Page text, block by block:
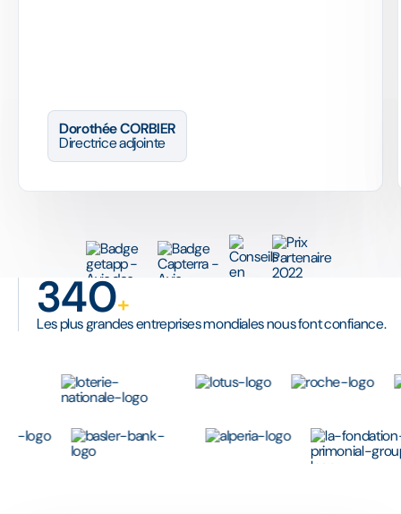
Dorothée CORBIER
Directrice adjointe
340+
Les plus grandes entreprises mondiales nous font confiance.